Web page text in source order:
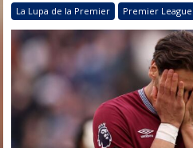
La Lupa de la Premier Premier League